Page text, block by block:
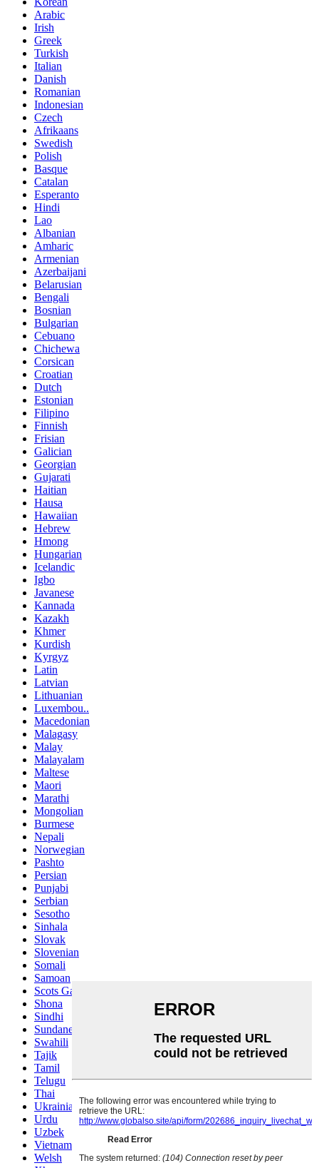
Arabic
Irish
Greek
Turkish
Italian
Danish
Romanian
Indonesian
Czech
Afrikaans
Swedish
Polish
Basque
Catalan
Esperanto
Hindi
Lao
Albanian
Amharic
Armenian
Azerbaijani
Belarusian
Bengali
Bosnian
Bulgarian
Cebuano
Chichewa
Corsican
Croatian
Dutch
Estonian
Filipino
Finnish
Frisian
Galician
Georgian
Gujarati
Haitian
Hausa
Hawaiian
Hebrew
Hmong
Hungarian
Icelandic
Igbo
Javanese
Kannada
Kazakh
Khmer
Kurdish
Kyrgyz
Latin
Latvian
Lithuanian
Luxembou..
Macedonian
Malagasy
Malay
Malayalam
Maltese
Maori
Marathi
Mongolian
Burmese
Nepali
Norwegian
Pashto
Persian
Punjabi
Serbian
Sesotho
Sinhala
Slovak
Slovenian
Somali
Samoan
Scots Gaelic
Shona
Sindhi
Sundanese
Swahili
Tajik
Tamil
Telugu
Thai
Ukrainian
Urdu
Uzbek
Vietnamese
Welsh